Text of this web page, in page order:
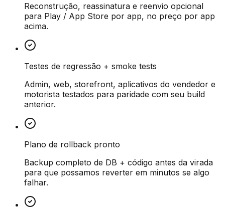
Reconstrução, reassinatura e reenvio opcional
para Play / App Store por app, no preço por app
acima.
Testes de regressão + smoke tests
Admin, web, storefront, aplicativos do vendedor e
motorista testados para paridade com seu build
anterior.
Plano de rollback pronto
Backup completo de DB + código antes da virada
para que possamos reverter em minutos se algo
falhar.